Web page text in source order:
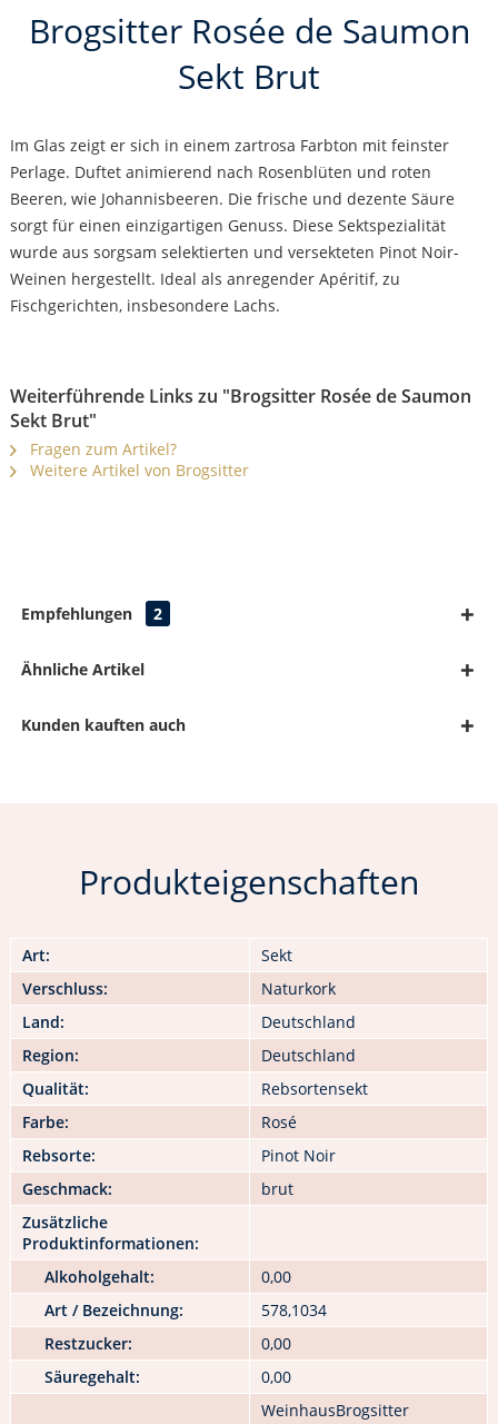
Brogsitter Rosée de Saumon
Sekt Brut
Im Glas zeigt er sich in einem zartrosa Farbton mit feinster
Perlage. Duftet animierend nach Rosenblüten und roten
Beeren, wie Johannisbeeren. Die frische und dezente Säure
sorgt für einen einzigartigen Genuss. Diese Sektspezialität
wurde aus sorgsam selektierten und versekteten Pinot Noir-
Weinen hergestellt. Ideal als anregender Apéritif, zu
Fischgerichten, insbesondere Lachs.
Weiterführende Links zu "Brogsitter Rosée de Saumon
Sekt Brut"
Fragen zum Artikel?
Weitere Artikel von Brogsitter
Empfehlungen 2
Ähnliche Artikel
Kunden kauften auch
Produkteigenschaften
Art:
Sekt
Verschluss:
Naturkork
Land:
Deutschland
Region:
Deutschland
Qualität:
Rebsortensekt
Farbe:
Rosé
Rebsorte:
Pinot Noir
Geschmack:
brut
Zusätzliche
Produktinformationen:
Alkoholgehalt:
0,00
Art / Bezeichnung:
578,1034
Restzucker:
0,00
Säuregehalt:
0,00
WeinhausBrogsitter